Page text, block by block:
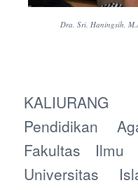
Dra. Sri. Haningsih,
Pendidikan
Fakultas Ilmu
Universitas